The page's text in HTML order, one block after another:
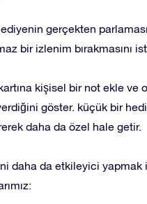
gerçekten
bir izlenim bırakmasını
kişisel bir not ekle ve
göster. küçük bir
daha da özel hale getir.
daha da etkileyici yapmak